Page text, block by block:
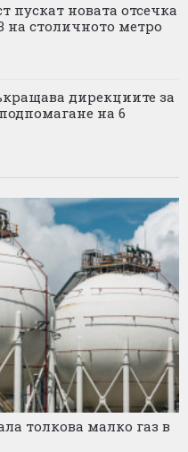
пускат новата отсечка
на столичното метро
дирекциите за
на 6
толкова малко газ в